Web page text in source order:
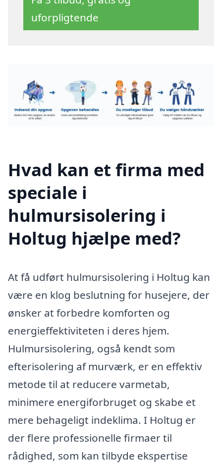
uforpligtende
Hvad kan et firma med
speciale i
hulmursisolering i
Holtug hjælpe med?
At få udført hulmursisolering i Holtug kan
være en klog beslutning for husejere, der
ønsker at forbedre komforten og
energieffektiviteten i deres hjem.
Hulmursisolering, også kendt som
efterisolering af murværk, er en effektiv
metode til at reducere varmetab,
minimere energiforbruget og skabe et
mere behageligt indeklima. I Holtug er
der flere professionelle firmaer til
rådighed, som kan tilbyde ekspertise